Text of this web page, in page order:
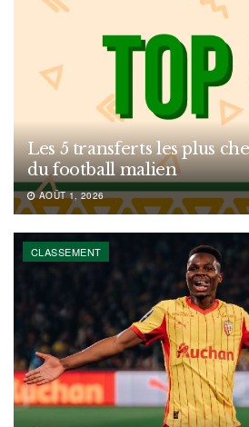
Les 5 transferts les plus
du football malien
AOÛT 1, 2026
CLASSEMENT